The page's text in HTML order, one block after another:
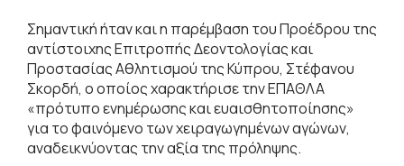
Σημαντική ήταν και η παρέμβαση του Προέδρου της
αντίστοιχης Επιτροπής Δεοντολογίας και
Προστασίας Αθλητισμού της Κύπρου, Στέφανου
Σκορδή, ο οποίος χαρακτήρισε την ΕΠΑΘΛΑ
«πρότυπο ενημέρωσης και ευαισθητοποίησης»
για το φαινόμενο των χειραγωγημένων αγώνων,
αναδεικνύοντας την αξία της πρόληψης.